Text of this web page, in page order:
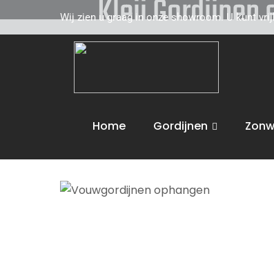
Wij zien u graag in onze showroom. U kunt
Home Gordijnen
Kleij
toe. Wij adviseren u vakkundig op